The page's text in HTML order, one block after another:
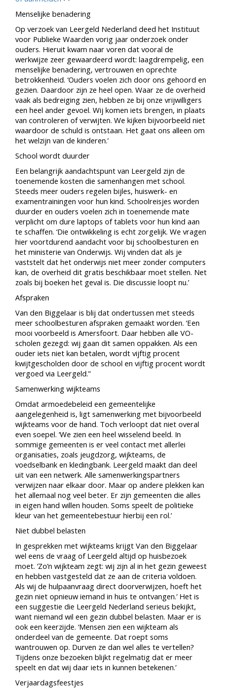
Menselijke benadering
Op verzoek van Leergeld Nederland deed het Instituut
voor Publieke Waarden vorig jaar onderzoek onder
ouders. Hieruit kwam naar voren dat vooral de
werkwijze zeer gewaardeerd wordt: laagdrempelig, een
menselijke benadering, vertrouwen en oprechte
betrokkenheid. ‘Ouders voelen zich door ons gehoord en
gezien. Daardoor zijn ze heel open. Waar ze de overheid
vaak als bedreiging zien, hebben ze bij onze vrijwilligers
een heel ander gevoel. Wij komen iets brengen, in plaats
van controleren of verwijten. We kijken bijvoorbeeld niet
waardoor de schuld is ontstaan. Het gaat ons alleen om
het welzijn van de kinderen.’
School wordt duurder
Een belangrijk aandachtspunt van Leergeld zijn de
toenemende kosten die samenhangen met school.
Steeds meer ouders regelen bijles, huiswerk- en
examentrainingen voor hun kind. Schoolreisjes worden
duurder en ouders voelen zich in toenemende mate
verplicht om dure laptops of tablets voor hun kind aan
te schaffen. ‘Die ontwikkeling is echt zorgelijk. We vragen
hier voortdurend aandacht voor bij schoolbesturen en
het ministerie van Onderwijs. Wij vinden dat als je
vaststelt dat het onderwijs niet meer zonder computers
kan, de overheid dit gratis beschikbaar moet stellen. Net
zoals bij boeken het geval is. Die discussie loopt nu.’
Afspraken
Van den Biggelaar is blij dat ondertussen met steeds
meer schoolbesturen afspraken gemaakt worden. ‘Een
mooi voorbeeld is Amersfoort. Daar hebben alle VO-
scholen gezegd: wij gaan dit samen oppakken. Als een
ouder iets niet kan betalen, wordt vijftig procent
kwijtgescholden door de school en vijftig procent wordt
vergoed via Leergeld.”
Samenwerking wijkteams
Omdat armoedebeleid een gemeentelijke
aangelegenheid is, ligt samenwerking met bijvoorbeeld
wijkteams voor de hand. Toch verloopt dat niet overal
even soepel. ‘We zien een heel wisselend beeld. In
sommige gemeenten is er veel contact met allerlei
organisaties, zoals jeugdzorg, wijkteams, de
voedselbank en kledingbank. Leergeld maakt dan deel
uit van een netwerk. Alle samenwerkingspartners
verwijzen naar elkaar door. Maar op andere plekken kan
het allemaal nog veel beter. Er zijn gemeenten die alles
in eigen hand willen houden. Soms speelt de politieke
kleur van het gemeentebestuur hierbij een rol.’
Niet dubbel belasten
In gesprekken met wijkteams krijgt Van den Biggelaar
wel eens de vraag of Leergeld altijd op huisbezoek
moet. ‘Zo’n wijkteam zegt: wij zijn al in het gezin geweest
en hebben vastgesteld dat ze aan de criteria voldoen.
Als wij de hulpaanvraag direct doorverwijzen, hoeft het
gezin niet opnieuw iemand in huis te ontvangen.’ Het is
een suggestie die Leergeld Nederland serieus bekijkt,
want niemand wil een gezin dubbel belasten. Maar er is
ook een keerzijde. ‘Mensen zien een wijkteam als
onderdeel van de gemeente. Dat roept soms
wantrouwen op. Durven ze dan wel alles te vertellen?
Tijdens onze bezoeken blijkt regelmatig dat er meer
speelt en dat wij daar iets in kunnen betekenen.’
Verjaardagsfeestjes